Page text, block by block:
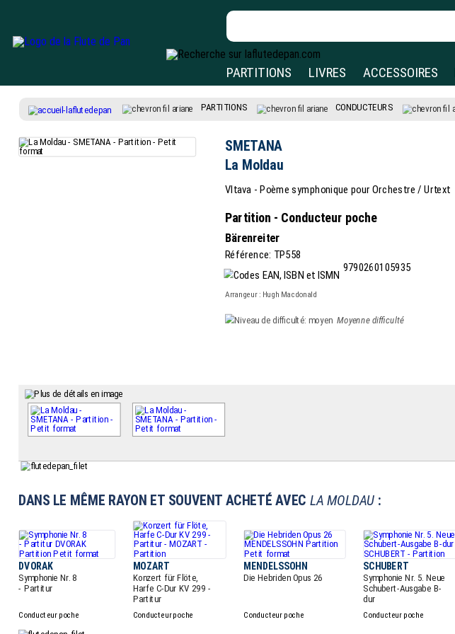
PARTITIONS LIVRES ACCESSOIRES
PARTITIONS CONDUCTEURS
SMETANA
La Moldau
Vltava - Poème symphonique pour Orchestre / Urtext
Partition - Conducteur poche
Bärenreiter
Référence: TP558
9790260105935
Arrangeur : Hugh Macdonald
Moyenne difficulté
DANS LE MÊME RAYON ET SOUVENT ACHETÉ AVEC LA MOLDAU:
DVORAK MOZART MENDELSSOHN SCHUBERT
Symphonie Nr. 8
- Partitur
Konzert für Flöte,
Harfe C-Dur KV 299 -
Partitur
Die Hebriden Opus 26 Symphonie Nr. 5. Neue
Schubert-Ausgabe B-
dur
Conducteur poche Conducteur poche Conducteur poche Conducteur poche